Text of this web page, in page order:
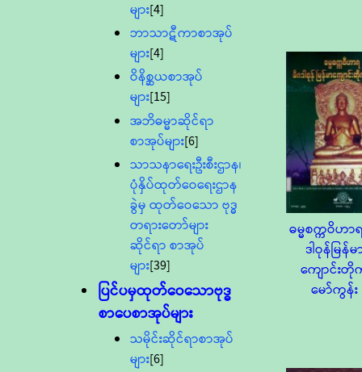
များ[4]
ဘာသာဋီကာစာအုပ်
များ[4]
ဝိနိစ္ဆယစာအုပ်
များ[15]
အဘိဓမ္မာဆိုင်ရာ
စာအုပ်များ[6]
သာသနာရေးဦးစီးဌာန၊
ပုံနှိပ်ထုတ်ဝေရေးဌာန
ခွဲမှ ထုတ်ဝေသော ဗုဒ္ဓ
တရားတော်များ
ဆိုင်ရာ စာအုပ်
များ[39]
ပြင်ပမှထုတ်ဝေသောဗုဒ္ဓ
စာပေစာအုပ်များ
သမိုင်းဆိုင်ရာစာအုပ်
များ[6]
ဓမ္မစက္ကဝိဟာ
ဒါဝုန်မြန်မ
ကျောင်း
မော်ကွန်း